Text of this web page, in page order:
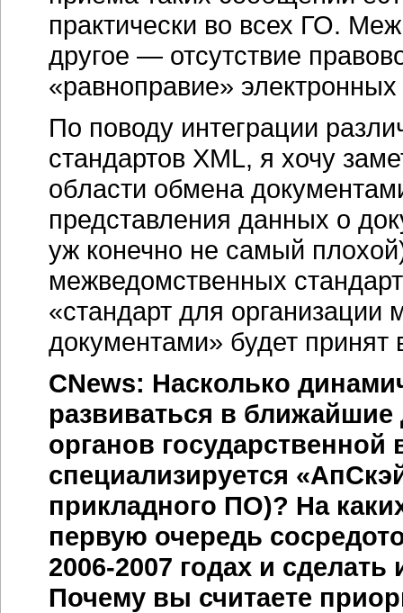
практически во всех ГО.
другое — отсутствие
«равноправие»
По поводу интеграции
стандартов XML, я хочу
области обмена
представления данных о
уж конечно не самый
межведомственных
«стандарт для
документами» будет
CNews: Насколько
развиваться в ближайшие
органов государственной
специализируется
прикладного ПО)? На
первую очередь
2006-2007 годах и сделать
Почему вы считаете